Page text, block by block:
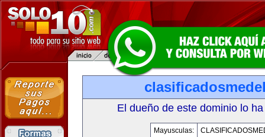
El dueño de este dominio lo
Mayusculas: